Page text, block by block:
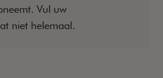
Vul uw
niet helemaal.